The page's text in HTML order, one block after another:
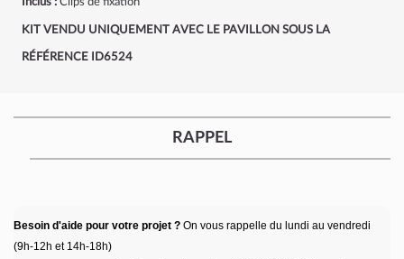
KIT VENDU UNIQUEMENT AVEC LE PAVILLON SOUS LA
RÉFÉRENCE ID6524
RAPPEL
Besoin d'aide pour votre projet ? On vous rappelle du lundi au vendredi
(9h-12h et 14h-18h)